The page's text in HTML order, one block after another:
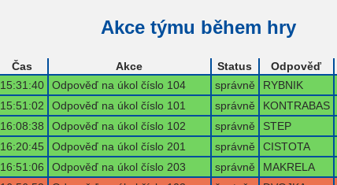
Akce týmu během hry
Čas Akce Status Odpověď
15:31:40 Odpověď na úkol číslo 104 správně RYBNIK
15:51:02 Odpověď na úkol číslo 101 správně KONTRABAS
16:08:38 Odpověď na úkol číslo 102 správně STEP
16:20:45 Odpověď na úkol číslo 201 správně CISTOTA
16:51:06 Odpověď na úkol číslo 203 správně MAKRELA